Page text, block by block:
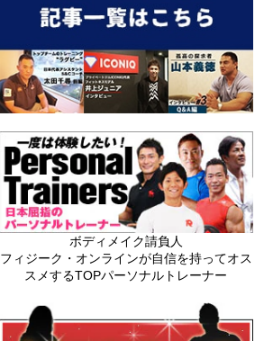
ボディメイク請負人
フィジーク・オンラインが自信を持ってオス
スメするTOPパーソナルトレーナー